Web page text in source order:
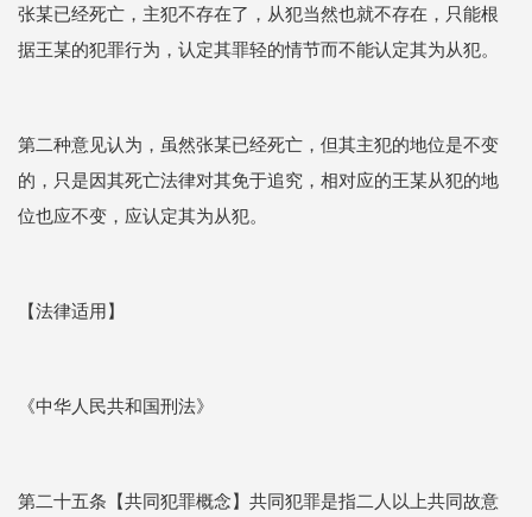
张某已经死亡，主犯不存在了，从犯当然也就不存在，只能根
据王某的犯罪行为，认定其罪轻的情节而不能认定其为从犯。
第二种意见认为，虽然张某已经死亡，但其主犯的地位是不变
的，只是因其死亡法律对其免于追究，相对应的王某从犯的地
位也应不变，应认定其为从犯。
【法律适用】
《中华人民共和国刑法》
第二十五条【共同犯罪概念】共同犯罪是指二人以上共同故意